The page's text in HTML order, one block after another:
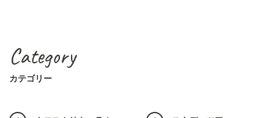
Category
カテゴリー